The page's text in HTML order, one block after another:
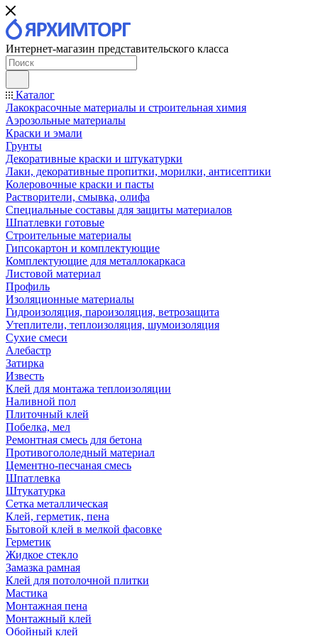
Интернет-магазин представительского класса
Каталог
Лакокрасочные материалы и строительная химия
Аэрозольные материалы
Краски и эмали
Грунты
Декоративные краски и штукатурки
Лаки, декоративные пропитки, морилки, антисептики
Колеровочные краски и пасты
Растворители, смывка, олифа
Специальные составы для защиты материалов
Шпатлевки готовые
Строительные материалы
Гипсокартон и комплектующие
Комплектующие для металлокаркаса
Листовой материал
Профиль
Изоляционные материалы
Гидроизоляция, пароизоляция, ветрозащита
Утеплители, теплоизоляция, шумоизоляция
Сухие смеси
Алебастр
Затирка
Известь
Клей для монтажа теплоизоляции
Наливной пол
Плиточный клей
Побелка, мел
Ремонтная смесь для бетона
Противогололедный материал
Цементно-песчаная смесь
Шпатлевка
Штукатурка
Сетка металлическая
Клей, герметик, пена
Бытовой клей в мелкой фасовке
Герметик
Жидкое стекло
Замазка рамная
Клей для потолочной плитки
Мастика
Монтажная пена
Монтажный клей
Обойный клей